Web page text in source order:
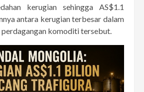
kerugian sehingga AS$1.1
antara kerugian terbesar dalam
perdagangan komoditi tersebut.